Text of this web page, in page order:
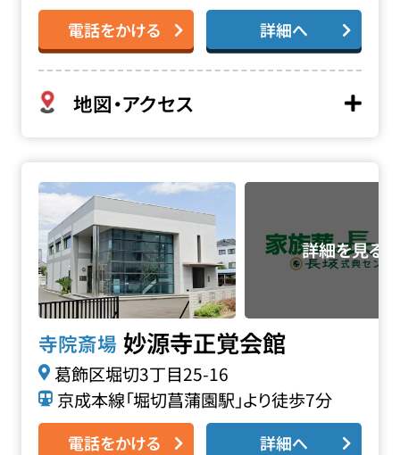
電話をかける 詳細へ
地図・アクセス
寺院斎場 妙源寺正覚会館
葛飾区堀切3丁目25-16
京成本線「堀切菖蒲園駅」より徒歩7分
電話をかける 詳細へ